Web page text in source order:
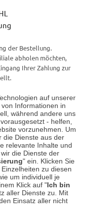
auf unserer
Informationen in
während andere uns
- helfen,
vorzunehmen. Um
die Dienste aus der
relevante Inhalte und
die Dienste der
" ein. Klicken Sie
zu diesen
um individuell je
Klick auf "Ich bin
aller Dienste zu. Mit
Einsatz aller nicht
der Bestellung.
abholen möchten,
Ihrer Zahlung zur
6
bis 18:00 Uhr
Netz